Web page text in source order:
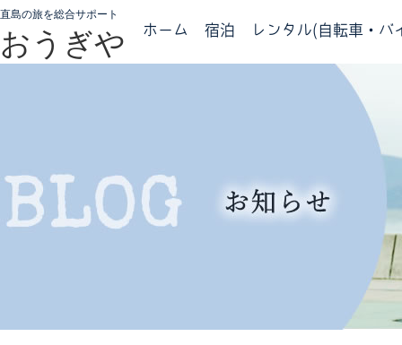
直島の旅を総合サポート
おうぎや ホーム 宿泊 レンタル(自転車・バ